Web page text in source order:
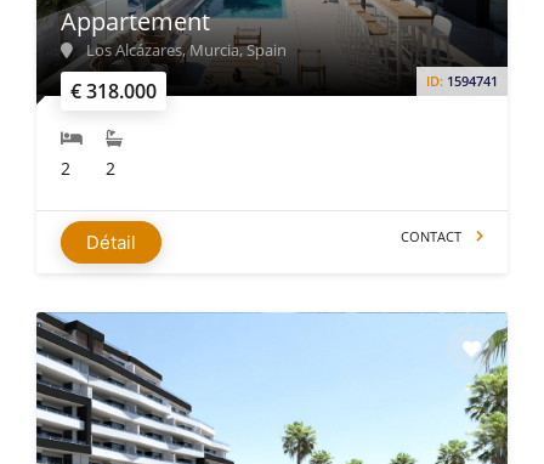
€ 318.000 ID: 1594741
Appartement
Los Alcázares, Murcia, Spain
2 2
Détail CONTACT